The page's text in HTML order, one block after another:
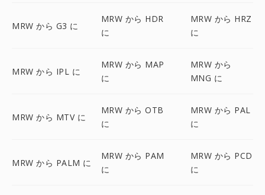
MRW から G3 に
MRW から HDR
に
MRW から HRZ
に
MRW から IPL に
MRW から MAP
に
MRW から
MNG に
MRW から MTV に
MRW から OTB
に
MRW から PAL
に
MRW から PALM に
MRW から PAM
に
MRW から PCD
に